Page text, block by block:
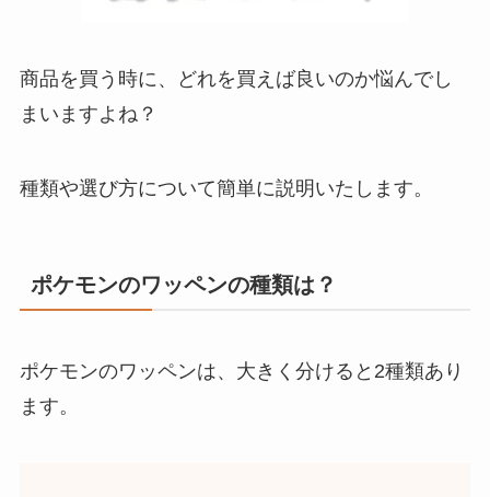
商品を買う時に、どれを買えば良いのか悩んでし
まいますよね？
種類や選び方について簡単に説明いたします。
ポケモンのワッペンの種類は？
ポケモンのワッペンは、大きく分けると2種類あり
ます。